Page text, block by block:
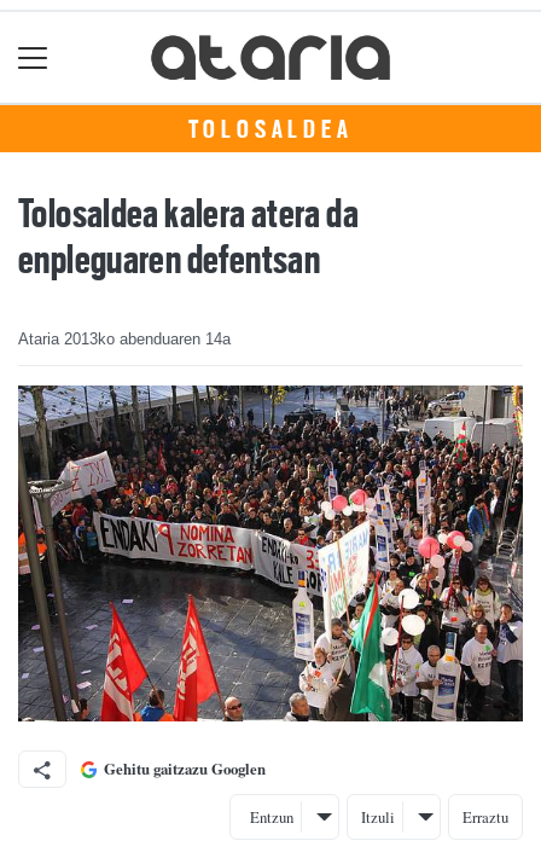
TOLOSALDEA
Tolosaldea kalera atera da
enpleguaren defentsan
Ataria 2013ko abenduaren 14a
Gehitu gaitzazu Googlen
Entzun Itzuli Erraztu